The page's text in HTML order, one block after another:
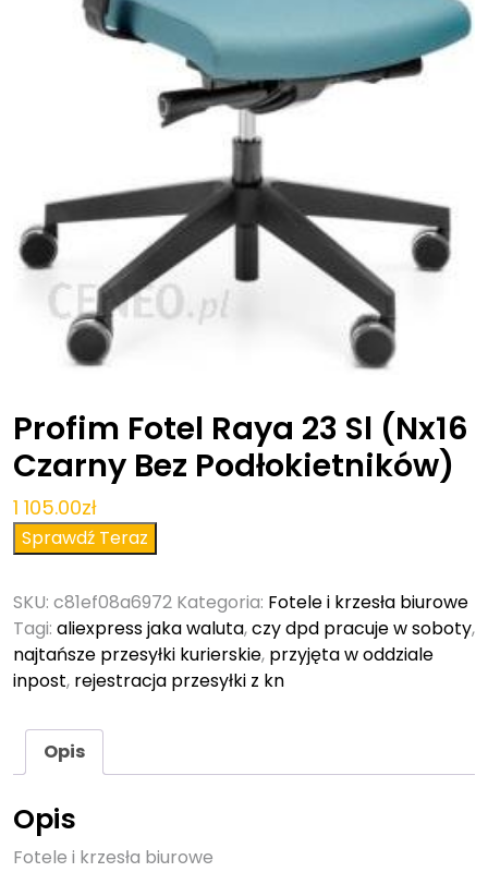
Profim Fotel Raya 23 Sl (Nx16
Czarny Bez Podłokietników)
1 105.00zł
Sprawdź Teraz
SKU: c81ef08a6972 Kategoria: Fotele i krzesła biurowe
Tagi: aliexpress jaka waluta,czy dpd pracuje w soboty,
najtańsze przesyłki kurierskie, przyjęta w oddziale
inpost, rejestracja przesyłki z kn
Opis
Opis
Fotele i krzesła biurowe